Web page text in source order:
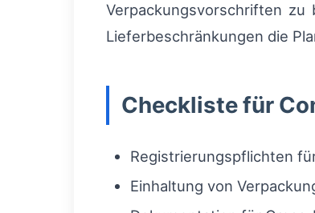
Verpackungsvorschriften
Lieferbeschränkungen die
Checkliste für
Registrierungspflichten
Einhaltung von